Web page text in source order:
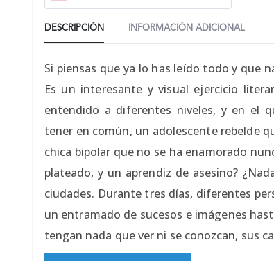
DESCRIPCIÓN INFORMACIÓN ADICIONAL
Si piensas que ya lo has leído todo y que
Es un interesante y visual ejercicio
entendido a diferentes niveles, y en el
tener en común, un adolescente rebelde
chica bipolar que no se ha enamorado
plateado, y un aprendiz de asesino?
ciudades. Durante tres días, diferentes
un entramado de sucesos e imágenes
tengan nada que ver ni se conozcan, sus